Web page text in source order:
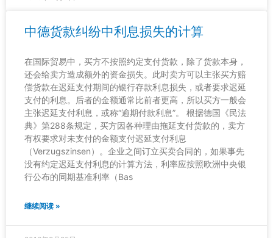
中德货款纠纷中利息损失的计算
在国际贸易中，买方不按照约定支付货款，除了货款本身，
还会给卖方造成额外的资金损失。此时卖方可以主张买方赔
偿货款在迟延支付期间的银行存款利息损失，或者要求迟延
支付的利息。后者的金额通常比前者更高，所以买方一般会
主张迟延支付利息，或称“逾期付款利息”。 根据德国《民法
典》第288条规定，买方因各种理由拖延支付货款的，卖方
有权要求对未支付的金额支付迟延支付利息
（Verzugszinsen）。企业之间订立买卖合同的，如果事先
没有约定迟延支付利息的计算方法，利率应按照欧洲中央银
行公布的同期基准利率（Bas
继续阅读 »